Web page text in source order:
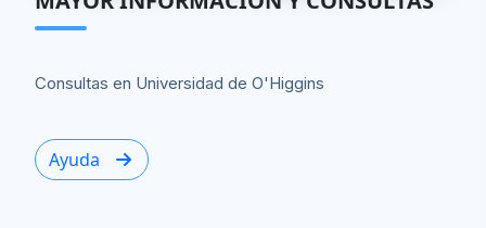
Consultas en Universidad de O'Higgins
Ayuda